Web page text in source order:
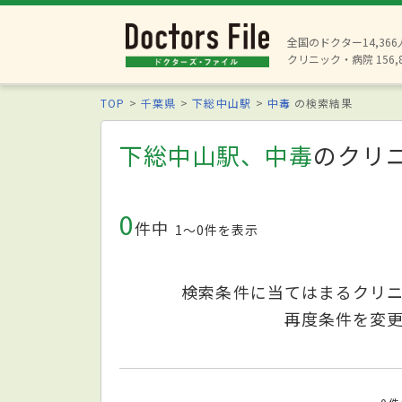
全国のドクター14,366
クリニック・病院
TOP 千葉県 下総中山駅 中毒 の検索結果
下総中山駅、中毒のクリ
0件中 1〜0件を表示
検索条件に当てはまるクリ
再度条件を変